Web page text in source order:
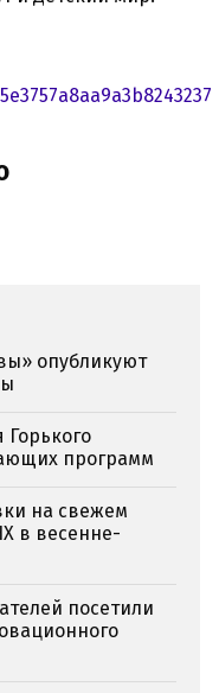
опубликуют
Горького
программ
на свежем
в весенне-
посетили